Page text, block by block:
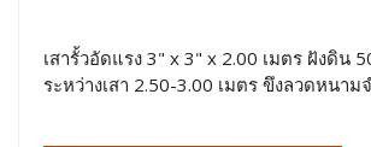
เสารั้วอัดแรง 3" x 3" x 2.00 เมตร ฝังดิน
ระหว่างเสา 2.50-3.00 เมตร ขึงลวดหนาม